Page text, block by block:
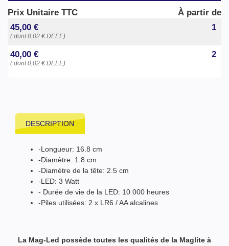
Prix Unitaire TTC
À partir de
45,00 €
( dont 0,02 € DEEE)
1
40,00 €
( dont 0,02 € DEEE)
2
DESCRIPTION
-Longueur: 16.8 cm
-Diamètre: 1.8 cm
-Diamètre de la tête: 2.5 cm
-LED: 3 Watt
- Durée de vie de la LED: 10 000 heures
-Piles utilisées: 2 x LR6 / AA alcalines
La Mag-Led possède toutes les qualités de la Maglite à